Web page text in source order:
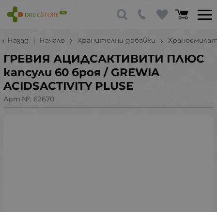
Назад Начало Хранителни добавки
ГРЕВИЯ АЦИДСАКТИВИТИ ПЛЮС
капсули 60 броя / GREWIA
ACIDSACTIVITY PLUSE
Арт.№: 62670